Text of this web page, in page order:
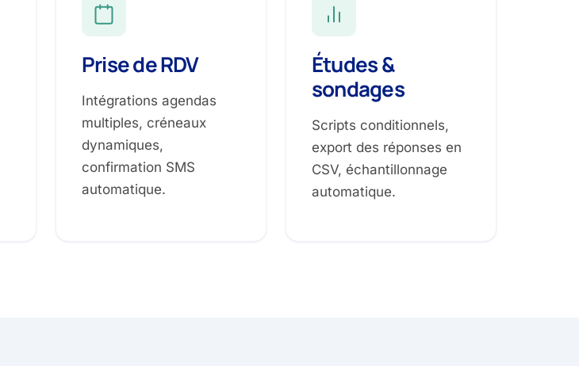
Prise de RDV
Intégrations agendas
multiples, créneaux
dynamiques,
confirmation SMS
automatique.
Études &
sondages
Scripts conditionnels,
export des réponses en
CSV, échantillonnage
automatique.